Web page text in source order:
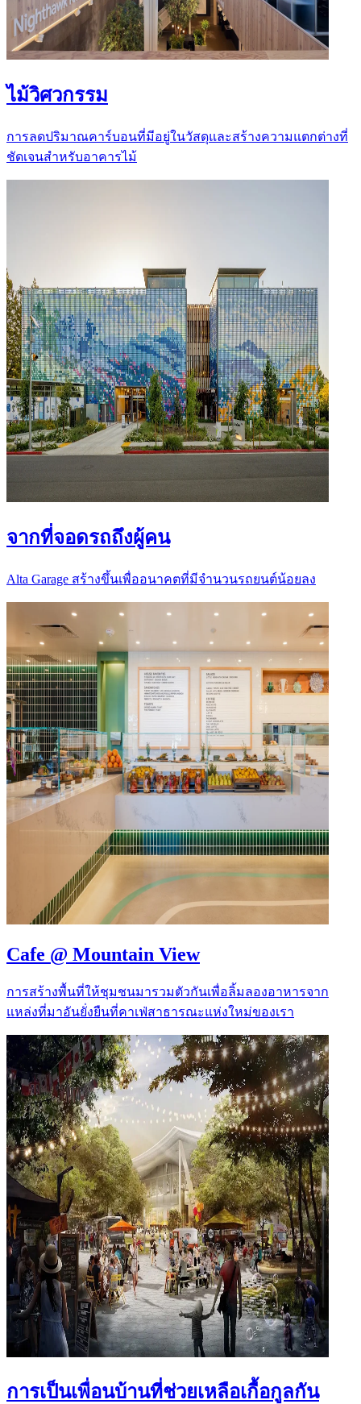
ไม้วิศวกรรม
การลดปริมาณคาร์บอนที่มีอยู่ในวัสดุและสร้างความแตกต่างที่
ชัดเจนสำหรับอาคารไม้
จากที่จอดรถถึงผู้คน
Alta Garage สร้างขึ้นเพื่ออนาคตที่มีจำนวนรถยนต์น้อยลง
Cafe @ Mountain View
การสร้างพื้นที่ให้ชุมชนมารวมตัวกันเพื่อลิ้มลองอาหารจาก
แหล่งที่มาอันยั่งยืนที่คาเฟ่สาธารณะแห่งใหม่ของเรา
การเป็นเพื่อนบ้านที่ช่วยเหลือเกื้อกูลกัน